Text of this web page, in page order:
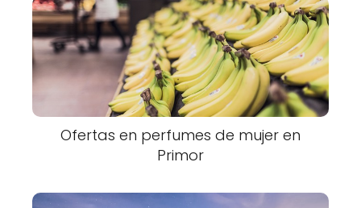
Ofertas en perfumes de mujer en
Primor